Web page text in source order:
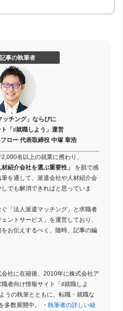
愛媛 高知
鹿児島 沖縄
事の執筆者
ッチング」ならびに
「♯就職しよう」運営
ロー 代表取締役 中塚 章浩
名以上の就業に携わり、
紹介会社を選ぶ重要性」
を肌で感
を通して、派遣会社や人材紹介会
でも解消できればと思っていま
「法人派遣マッチング」と求職者
ントサービス」を運営しており、
お伝えするべく、随時、記事の編
社に在籍後、2010年に株式会社ア
者向け情報サイト「♯就職しよ
うの執筆とともに、転職・就職な
多数展開中。 ・ 執筆者の詳しい経